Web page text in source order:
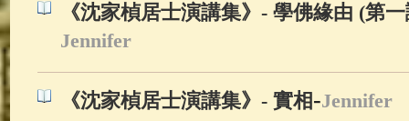
《沈家楨居士演講集》- 學佛緣由 (第
Jennifer
《沈家楨居士演講集》- 實相-Jennifer